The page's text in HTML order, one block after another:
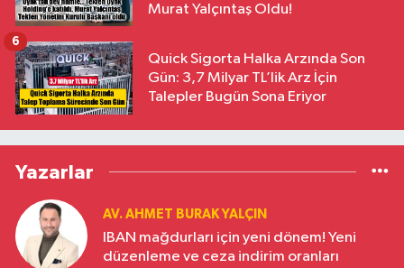
Murat Yalçıntaş Oldu!
Quick Sigorta Halka Arzında Son
Gün: 3,7 Milyar TL’lik Arz İçin
Talepler Bugün Sona Eriyor
6
Yazarlar
AV. AHMET BURAK YALÇIN
IBAN mağdurları için yeni dönem! Yeni
düzenleme ve ceza indirim oranları